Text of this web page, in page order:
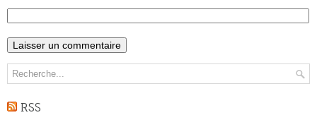
RSS